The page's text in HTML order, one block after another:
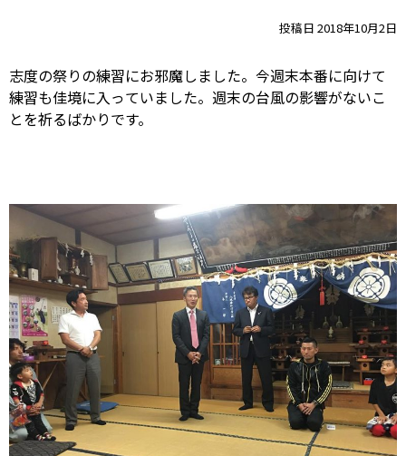
投稿日 2018年10月2日
志度の祭りの練習にお邪魔しました。今週末本番に向けて
練習も佳境に入っていました。週末の台風の影響がないこ
とを祈るばかりです。